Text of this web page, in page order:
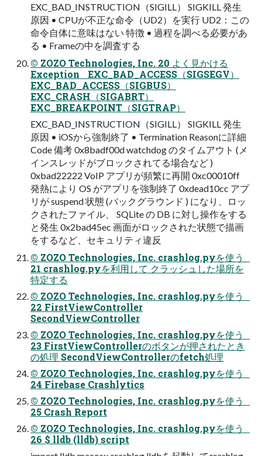
EXC_BAD_INSTRUCTION（SIGILL） SIGKILL 発生
原因 • CPUが不正な命令（UD2）を実行 UD2：この
命令自体に意味はない 特徴 • 過程を調べる必要があ
る • Frameの中を調査する
© ZOZO Technologies, Inc. 20 よく見かける
Exception EXC_BAD_ACCESS（SIGSEGV）
EXC_BAD_ACCESS（SIGBUS）
EXC_CRASH（SIGABRT）
EXC_BREAKPOINT（SIGTRAP）
EXC_BAD_INSTRUCTION（SIGILL） SIGKILL 発生
原因 • iOSから強制終了 • Termination Reasonに詳細
Code 備考 0x8badf00d watchdog のタイムアウト (メ
インスレッドがブロックされてる場合など )
0xbad22222 VoIP アプリが頻繁に再開 0xc00010ff
発熱により OS がアプリを強制終了 0xdead10cc アプ
リが suspend 状態 (バックグラウンド ) になり、ロッ
クされたファイル、 SQLite の DB に対し操作をする
と発生 0x2bad45ec 画面がロックされた状態で描画
をするなど、セキュリティ違反
© ZOZO Technologies, Inc. crashlog.pyを使う
21 crashlog.pyを利用して クラッシュした場所を
特定する
© ZOZO Technologies, Inc. crashlog.pyを使う
22 FirstViewController
SecondViewController
© ZOZO Technologies, Inc. crashlog.pyを使う
23 FirstViewControllerのボタンが押されたとき
の処理 SecondViewControllerのfetch処理
© ZOZO Technologies, Inc. crashlog.pyを使う
24 Firebase Crashlytics
© ZOZO Technologies, Inc. crashlog.pyを使う
25 Crash Report
© ZOZO Technologies, Inc. crashlog.pyを使う
26 $ lldb (lldb) script